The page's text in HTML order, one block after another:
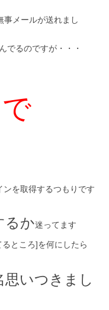
メールが送れまし
でるのですが・・・
ンを取得するつもりです
るか迷ってます
ところ]を何にしたら
いつきまし